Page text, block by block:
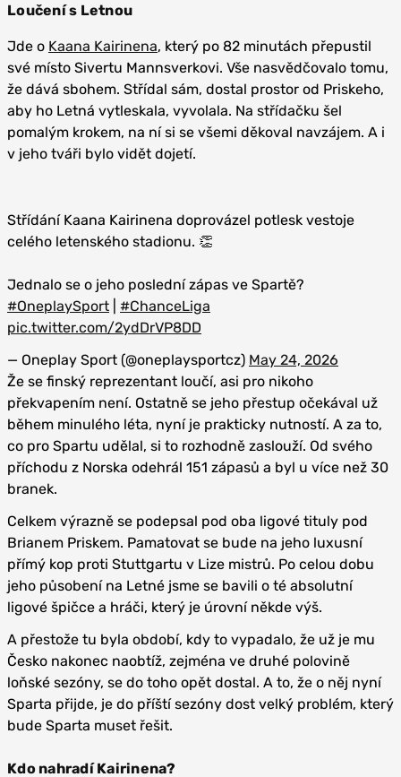
Loučení s Letnou
Jde o Kaana Kairinena, který po 82 minutách přepustil
své místo Sivertu Mannsverkovi. Vše nasvědčovalo tomu,
že dává sbohem. Střídal sám, dostal prostor od Priskeho,
aby ho Letná vytleskala, vyvolala. Na střídačku šel
pomalým krokem, na ní si se všemi děkoval navzájem. A i
v jeho tváři bylo vidět dojetí.
Střídání Kaana Kairinena doprovázel potlesk vestoje
celého letenského stadionu. 👏
Jednalo se o jeho poslední zápas ve Spartě?
#OneplaySport
#ChanceLiga
pic.twitter.com/2ydDrVP8DD
— Oneplay Sport (@oneplaysportcz) May 24, 2026
Že se finský reprezentant loučí, asi pro nikoho
překvapením není. Ostatně se jeho přestup očekával už
během minulého léta, nyní je prakticky nutností. A za to,
co pro Spartu udělal, si to rozhodně zaslouží. Od svého
příchodu z Norska odehrál 151 zápasů a byl u více než 30
branek.
Celkem výrazně se podepsal pod oba ligové tituly pod
Brianem Priskem. Pamatovat se bude na jeho luxusní
přímý kop proti Stuttgartu v Lize mistrů. Po celou dobu
jeho působení na Letné jsme se bavili o té absolutní
ligové špičce a hráči, který je úrovní někde výš.
A přestože tu byla období, kdy to vypadalo, že už je mu
Česko nakonec naobtíž, zejména ve druhé polovině
loňské sezóny, se do toho opět dostal. A to, že o něj nyní
Sparta přijde, je do příští sezóny dost velký problém, který
bude Sparta muset řešit.
Kdo nahradí Kairinena?